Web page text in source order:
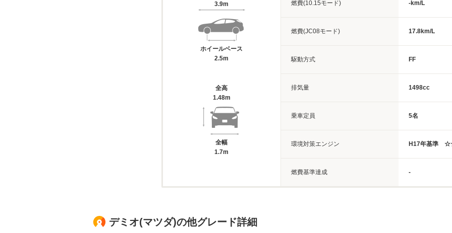
3.9m
ホイールベース
2.5m
全高
1.48m
全幅
1.7m
燃費(10.15モード) -km/L
燃費(JC08モード) 17.8km/L
駆動方式 FF
排気量 1498cc
乗車定員 5名
環境対策エンジン H17年基準
燃費基準達成 -
デミオ(マツダ)の他グレード詳細